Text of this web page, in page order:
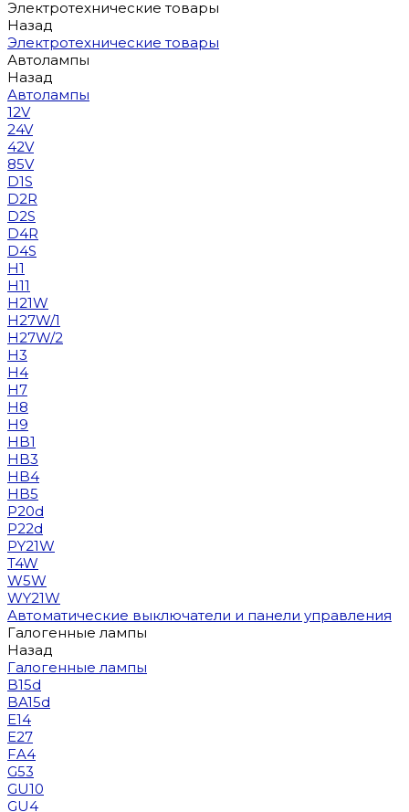
Электротехнические товары
Назад
Электротехнические товары
Автолампы
Назад
Автолампы
12V
24V
42V
85V
D1S
D2R
D2S
D4R
D4S
H1
H11
H21W
H27W/1
H27W/2
H3
H4
H7
H8
H9
HB1
HB3
HB4
HB5
P20d
P22d
PY21W
T4W
W5W
WY21W
Автоматические выключатели и панели управления
Галогенные лампы
Назад
Галогенные лампы
B15d
BA15d
E14
E27
FA4
G53
GU10
GU4